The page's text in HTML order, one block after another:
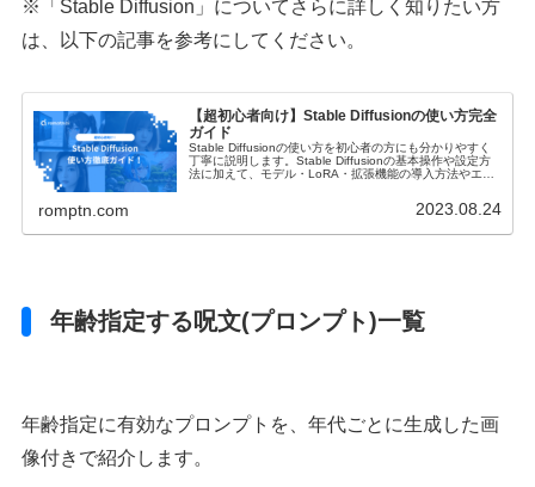
※「Stable Diffusion」についてさらに詳しく知りたい方
は、以下の記事を参考にしてください。
【超初心者向け】Stable Diffusionの使い方完全
ガイド
Stable Diffusionの使い方を初心者の方にも分かりやすく
丁寧に説明します。Stable Diffusionの基本操作や設定方
法に加えて、モデル・LoRA・拡張機能の導入方法やエラ
romptn.com 2023.08.24
年齢指定する呪文(プロンプト)一覧
年齢指定に有効なプロンプトを、年代ごとに生成した画
像付きで紹介します。